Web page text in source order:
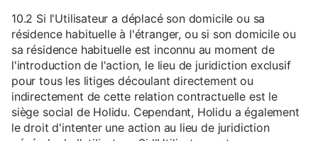
10.2 Si l'Utilisateur a déplacé son domicile ou sa
résidence habituelle à l'étranger, ou si son domicile ou
sa résidence habituelle est inconnu au moment de
l'introduction de l'action, le lieu de juridiction exclusif
pour tous les litiges découlant directement ou
indirectement de cette relation contractuelle est le
siège social de Holidu. Cependant, Holidu a également
le droit d'intenter une action au lieu de juridiction